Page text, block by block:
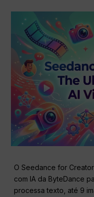
O Seedance for
com IA da ByteDance
processa texto, até 9